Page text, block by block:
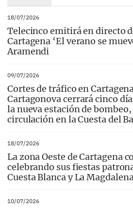
18/07/2026
Telecinco emitirá en directo
Cartagena ‘El verano se
Aramendi
09/07/2026
Cortes de tráfico en
Cartagonova cerrará cinco
la nueva estación de
circulación en la Cuesta del
18/07/2026
La zona Oeste de Cartagena
celebrando sus fiestas
Cuesta Blanca y La
10/07/2026